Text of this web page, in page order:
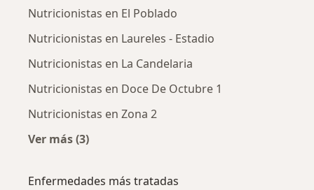
Nutricionistas en El Poblado
Nutricionistas en Laureles - Estadio
Nutricionistas en La Candelaria
Nutricionistas en Doce De Octubre 1
Nutricionistas en Zona 2
Ver más (3)
Enfermedades más tratadas